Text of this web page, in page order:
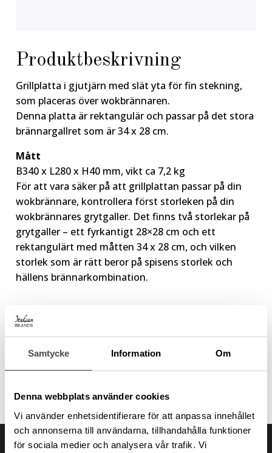
Samtycke Information Om
Denna webbplats använder cookies
Vi använder enhetsidentifierare för att anpassa innehållet
och annonserna till användarna, tillhandahålla funktioner
för sociala medier och analysera vår trafik. Vi
Produktbeskrivning
Grillplatta i gjutjärn med slät yta för fin stekning,
som placeras över wokbrännaren.
Denna platta är rektangulär och passar på det stora
brännargallret som är 34 x 28 cm.
Mått
B340 x L280 x H40 mm, vikt ca 7,2 kg
För att vara säker på att grillplattan passar på din
wokbrännare, kontrollera först storleken på din
wokbrännares grytgaller. Det finns två storlekar på
grytgaller – ett fyrkantigt 28×28 cm och ett
rektangulärt med måtten 34 x 28 cm, och vilken
storlek som är rätt beror på spisens storlek och
hällens brännarkombination.
2 120
Grillplatta
slät
stor
Lägg till i varukorg